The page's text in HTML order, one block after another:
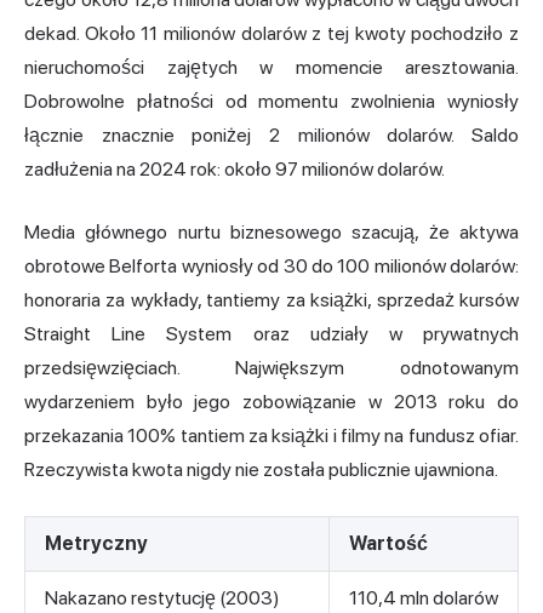
dekad. Około 11 milionów dolarów z tej kwoty pochodziło z
nieruchomości zajętych w momencie aresztowania.
Dobrowolne płatności od momentu zwolnienia wyniosły
łącznie znacznie poniżej 2 milionów dolarów. Saldo
zadłużenia na 2024 rok: około 97 milionów dolarów.
Media głównego nurtu biznesowego szacują, że aktywa
obrotowe Belforta wyniosły od 30 do 100 milionów dolarów:
honoraria za wykłady, tantiemy za książki, sprzedaż kursów
Straight Line System oraz udziały w prywatnych
przedsięwzięciach. Największym odnotowanym
wydarzeniem było jego zobowiązanie w 2013 roku do
przekazania 100% tantiem za książki i filmy na fundusz ofiar.
Rzeczywista kwota nigdy nie została publicznie ujawniona.
Metryczny Wartość
Nakazano restytucję (2003)
110,4 mln dolarów